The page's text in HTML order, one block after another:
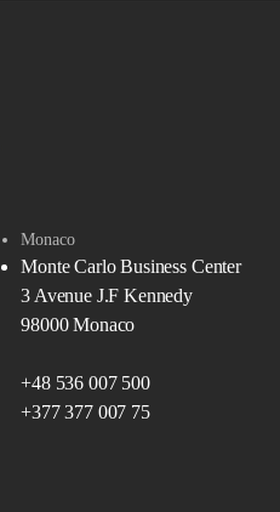
Monaco
Monte Carlo Business Center
3 Avenue J.F Kennedy
98000 Monaco
+48 536 007 500
+377 377 007 75